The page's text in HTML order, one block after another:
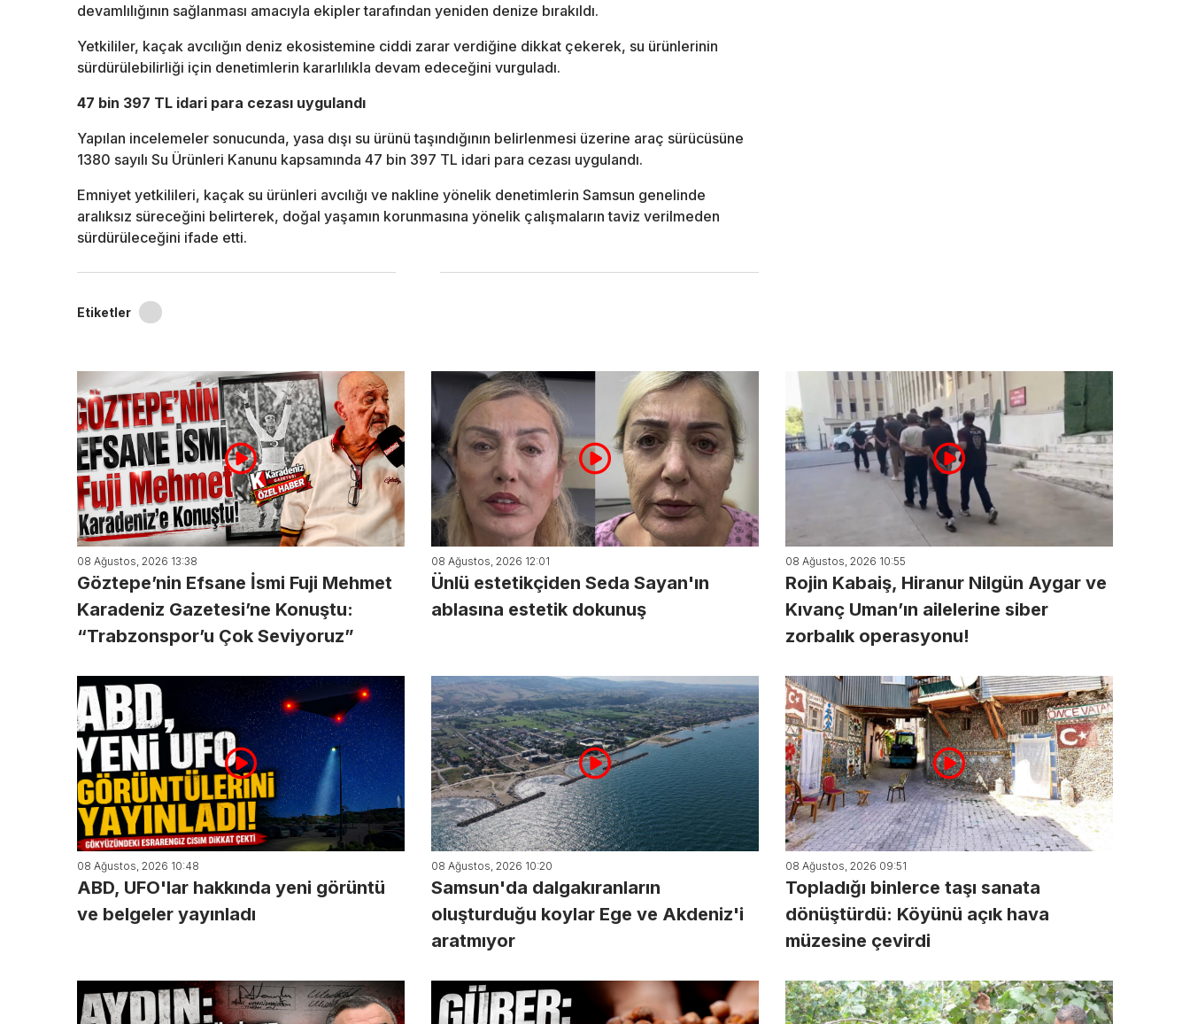
devamlılığının sağlanması amacıyla ekipler tarafından yeniden denize bırakıldı.
Yetkililer, kaçak avcılığın deniz ekosistemine ciddi zarar verdiğine dikkat çekerek, su ürünlerinin
sürdürülebilirliği için denetimlerin kararlılıkla devam edeceğini vurguladı.
47 bin 397 TL idari para cezası uygulandı
Yapılan incelemeler sonucunda, yasa dışı su ürünü taşındığının belirlenmesi üzerine araç sürücüsüne
1380 sayılı Su Ürünleri Kanunu kapsamında 47 bin 397 TL idari para cezası uygulandı.
Emniyet yetkilileri, kaçak su ürünleri avcılığı ve nakline yönelik denetimlerin Samsun genelinde
aralıksız süreceğini belirterek, doğal yaşamın korunmasına yönelik çalışmaların taviz verilmeden
sürdürüleceğini ifade etti.
Etiketler
08 Ağustos, 2026 13:38
Göztepe’nin Efsane İsmi Fuji Mehmet
Karadeniz Gazetesi’ne Konuştu:
“Trabzonspor’u Çok Seviyoruz”
08 Ağustos, 2026 12:01
Ünlü estetikçiden Seda Sayan'ın
ablasına estetik dokunuş
08 Ağustos, 2026 10:55
Rojin Kabaiş, Hiranur Nilgün Aygar ve
Kıvanç Uman’ın ailelerine siber
zorbalık operasyonu!
08 Ağustos, 2026 10:48
ABD, UFO'lar hakkında yeni görüntü
ve belgeler yayınladı
08 Ağustos, 2026 10:20
Samsun'da dalgakıranların
oluşturduğu koylar Ege ve Akdeniz'i
aratmıyor
08 Ağustos, 2026 09:51
Topladığı binlerce taşı sanata
dönüştürdü: Köyünü açık hava
müzesine çevirdi